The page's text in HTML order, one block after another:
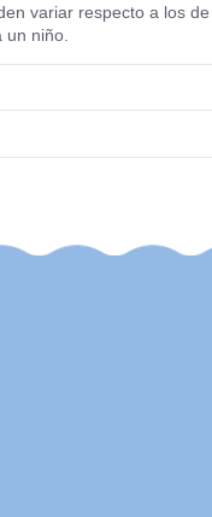
variar respecto a los
niño.